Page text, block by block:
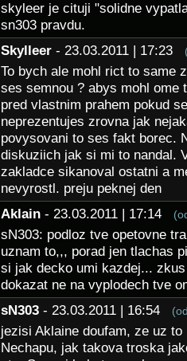
skyleer je cituji "solidne
sn303 pravdu.
Skylleer - 23.03.2011 | 17:23
To bych ale mohl rict to same
ses semnou ? abys mohl
pred vlastnim prahem pokud
neprezentujes zrovna jak
povysovani to ses fakt borec.
diskuziich jak si mi to nandal.
zakladce sikanoval ostatni a
nevyrostl. preju peknej den
Aklain - 23.03.2011 | 17:14
sN303: podloz tve opetovne
uznam to,,, porad jen tlachas
si jak decko umi kazdej...
dokazat ne na vyplodech tve
sN303 - 23.03.2011 | 16:54
jezisi Aklaine doufam, ze uz
Nechapu, jak takova troska